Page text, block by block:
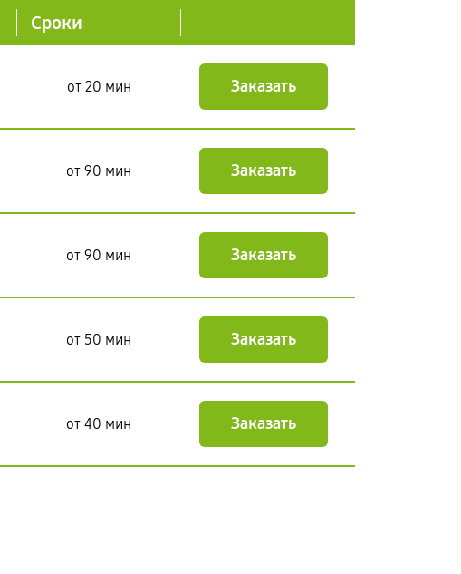
Сроки
от 20 мин Заказать
от 90 мин Заказать
от 90 мин Заказать
от 50 мин Заказать
от 40 мин Заказать